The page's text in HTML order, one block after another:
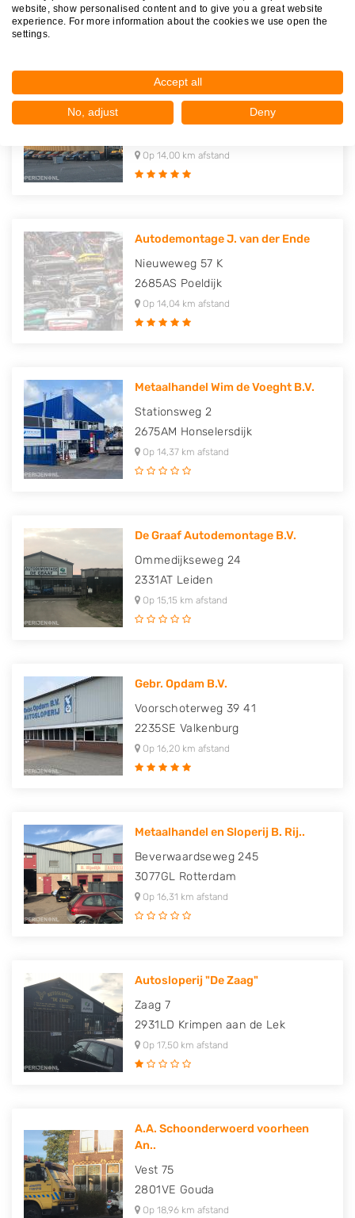
Op 12,86 km afstand
Autodemontage Gout
Op 14,00 km afstand
Autodemontage J. van der Ende
Nieuweweg 57 K
2685AS Poeldijk
Op 14,04 km afstand
Metaalhandel Wim de Voeght B.V.
Stationsweg 2
2675AM Honselersdijk
Op 14,37 km afstand
De Graaf Autodemontage B.V.
Ommedijkseweg 24
2331AT Leiden
Op 15,15 km afstand
Gebr. Opdam B.V.
Voorschoterweg 39 41
2235SE Valkenburg
Op 16,20 km afstand
Metaalhandel en Sloperij B. Rij..
Beverwaardseweg 245
3077GL Rotterdam
Op 16,31 km afstand
Autosloperij "De Zaag"
Zaag 7
2931LD Krimpen aan de Lek
Op 17,50 km afstand
A.A. Schoonderwoerd voorheen
An..
Vest 75
2801VE Gouda
Op 18,96 km afstand
website, show personalised content and to give you a great website
experience. For more information about the cookies we use open the
settings.
Accept all
No, adjust Deny